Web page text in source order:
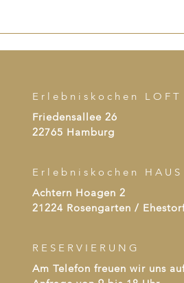
Erlebniskochen LOFT
Friedensallee 26
22765 Hamburg
Erlebniskochen HAUS
Achtern Hoagen 2
21224 Rosengarten /
RESERVIERUNG
Am Telefon freuen wir uns